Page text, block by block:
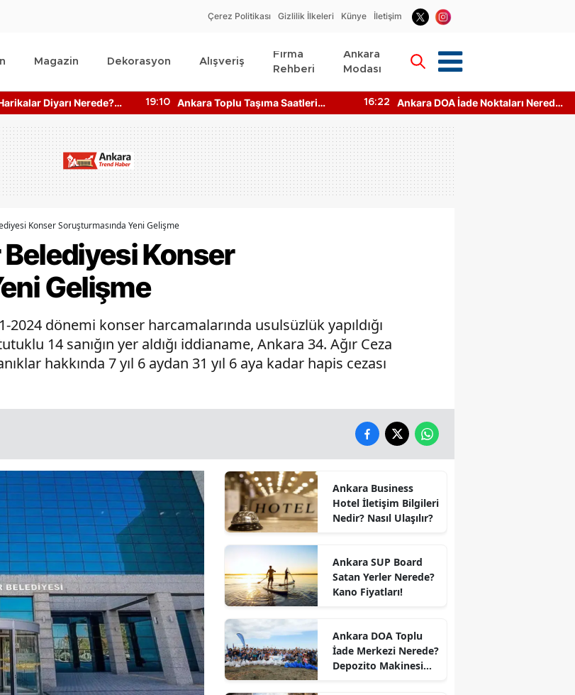
Çerez Politikası Gizlilik İlkeleri Künye İletişim
Magazin Dekorasyon Alışveriş
Firma
Rehberi
Ankara
Modası
Diyarı Nerede?
Ne Kadar?
19:10
Ankara Toplu Taşıma Saatleri
Bilgisine Nasıl Ulaşılır?
16:22
Ankara DOA İade Noktaları Nerede?
Makineler Çalışıyor mu?
Konser Soruşturmasında Yeni Gelişme
Konser
Gelişme
dönemi konser harcamalarında usulsüzlük yapıldığı
14 sanığın yer aldığı iddianame, Ankara 34. Ağır Ceza
hakkında 7 yıl 6 aydan 31 yıl 6 aya kadar hapis cezası
Ankara Business
Hotel İletişim Bilgileri
Nedir? Nasıl Ulaşılır?
Ankara SUP Board
Satan Yerler Nerede?
Kano Fiyatları!
Ankara DOA Toplu
İade Merkezi Nerede?
Depozito Makinesi